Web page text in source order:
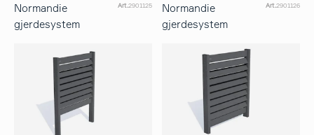
Normandie
gjerdesystem
Art.2901125
Normandie
gjerdesystem
Art.2901126